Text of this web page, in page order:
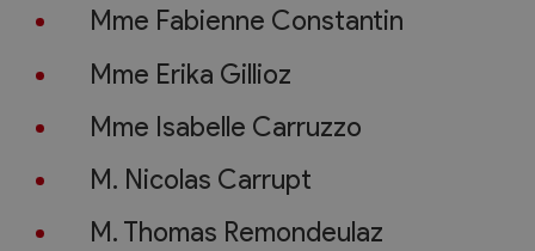
Mme Fabienne Constantin
Mme Erika Gillioz
Mme Isabelle Carruzzo
M. Nicolas Carrupt
M. Thomas Remondeulaz